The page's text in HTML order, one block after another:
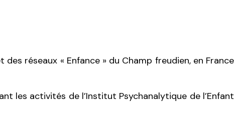
réseaux « Enfance » du Champ freudien, en France
les activités de l’Institut Psychanalytique de l’Enfant